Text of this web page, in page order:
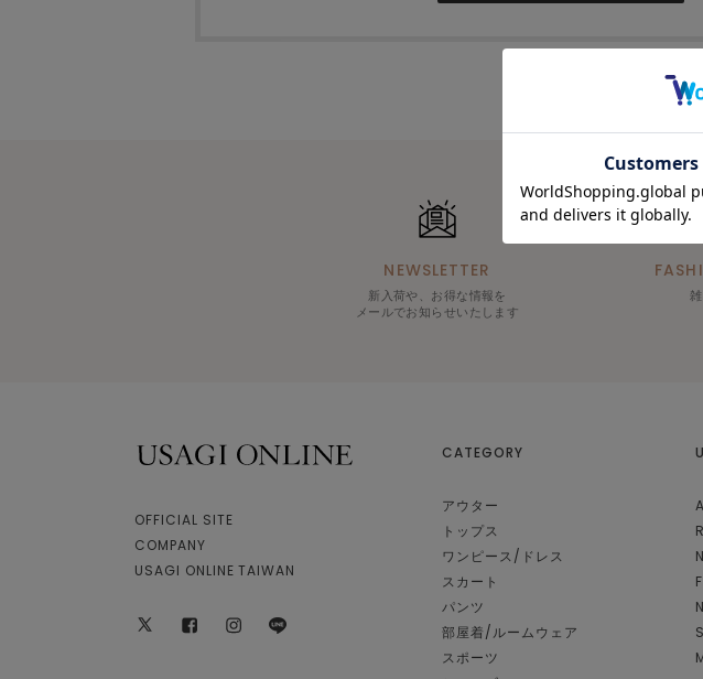
NEWSLETTER
新入荷や、お得な情報を
メールでお知らせいたします
OFFICIAL SITE
COMPANY
USAGI ONLINE TAIWAN
CATEGORY
アウター
トップス
ワンピース/ドレス
スカート
パンツ
部屋着/ルームウェア
スポーツ